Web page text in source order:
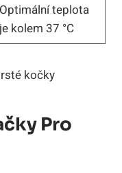
Optimální teplota
je kolem 37 °C
Pro